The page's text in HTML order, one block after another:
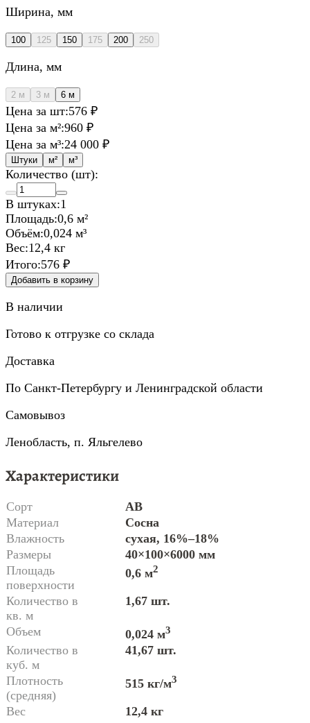
Ширина, мм
100 125 150 175 200 250
Длина, мм
2 м 3 м 6 м
Цена за шт:576 ₽
Цена за м²:960 ₽
Цена за м³:24 000 ₽
Штуки м² м³
Количество (шт):
В штуках:1
Площадь:0,6 м²
Объём:0,024 м³
Вес:12,4 кг
Итого:576 ₽
Добавить в корзину
В наличии
Готово к отгрузке со склада
Доставка
По Санкт-Петербургу и Ленинградской области
Самовывоз
Ленобласть, п. Яльгелево
Характеристики
Сорт
AB
Материал
Сосна
Влажность
сухая, 16%–18%
Размеры
40×100×6000 мм
Площадь
поверхности
0,6 м2
Количество в
кв. м
1,67 шт.
Объем 0,024 м3
Количество в
куб. м
41,67 шт.
Плотность
(средняя)
515 кг/м3
Вес 12,4 кг